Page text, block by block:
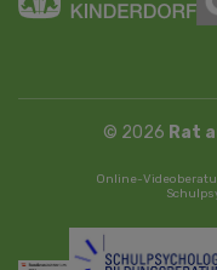
© 2026 Rat
Online-